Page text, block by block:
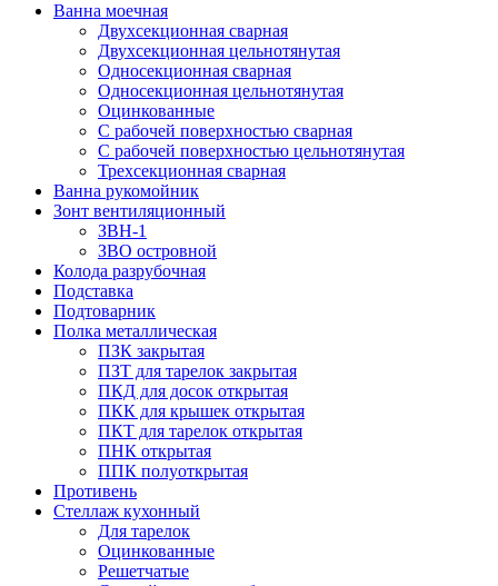
Ванна моечная
Двухсекционная сварная
Двухсекционная цельнотянутая
Односекционная сварная
Односекционная цельнотянутая
Оцинкованные
С рабочей поверхностью сварная
С рабочей поверхностью цельнотянутая
Трехсекционная сварная
Ванна рукомойник
Зонт вентиляционный
ЗВН-1
ЗВО островной
Колода разрубочная
Подставка
Подтоварник
Полка металлическая
ПЗК закрытая
ПЗТ для тарелок закрытая
ПКД для досок открытая
ПКК для крышек открытая
ПКТ для тарелок открытая
ПНК открытая
ППК полуоткрытая
Противень
Стеллаж кухонный
Для тарелок
Оцинкованные
Решетчатые